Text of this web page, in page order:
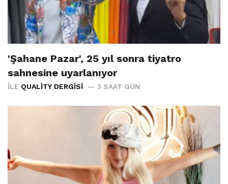
'Şahane Pazar', 25 yıl sonra tiyatro
sahnesine uyarlanıyor
İLE QUALITY DERGISI 3 SAAT GÜN